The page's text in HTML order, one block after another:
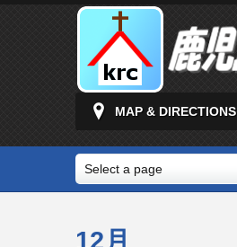
MAP & DIRECTIONS
Select a page
12月